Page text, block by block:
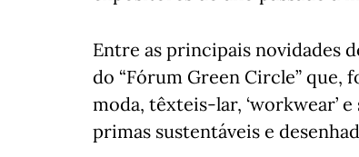
Entre as principais novidades
do “Fórum Green Circle” que,
moda, têxteis-lar, ‘workwear’
primas sustentáveis e